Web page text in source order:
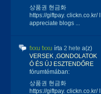
상품권 현금화
https://giftpay. clickn.co.kr/ I
appreciate blogs ...
fxxu fxxu írta 2 hete a(z)
VERSEK ,GONDOLATOK
Ó ÉS ÚJ ESZTENDŐRE
fórumtémában:
상품권 현금화
https://giftpay. clickn.co.kr/ I